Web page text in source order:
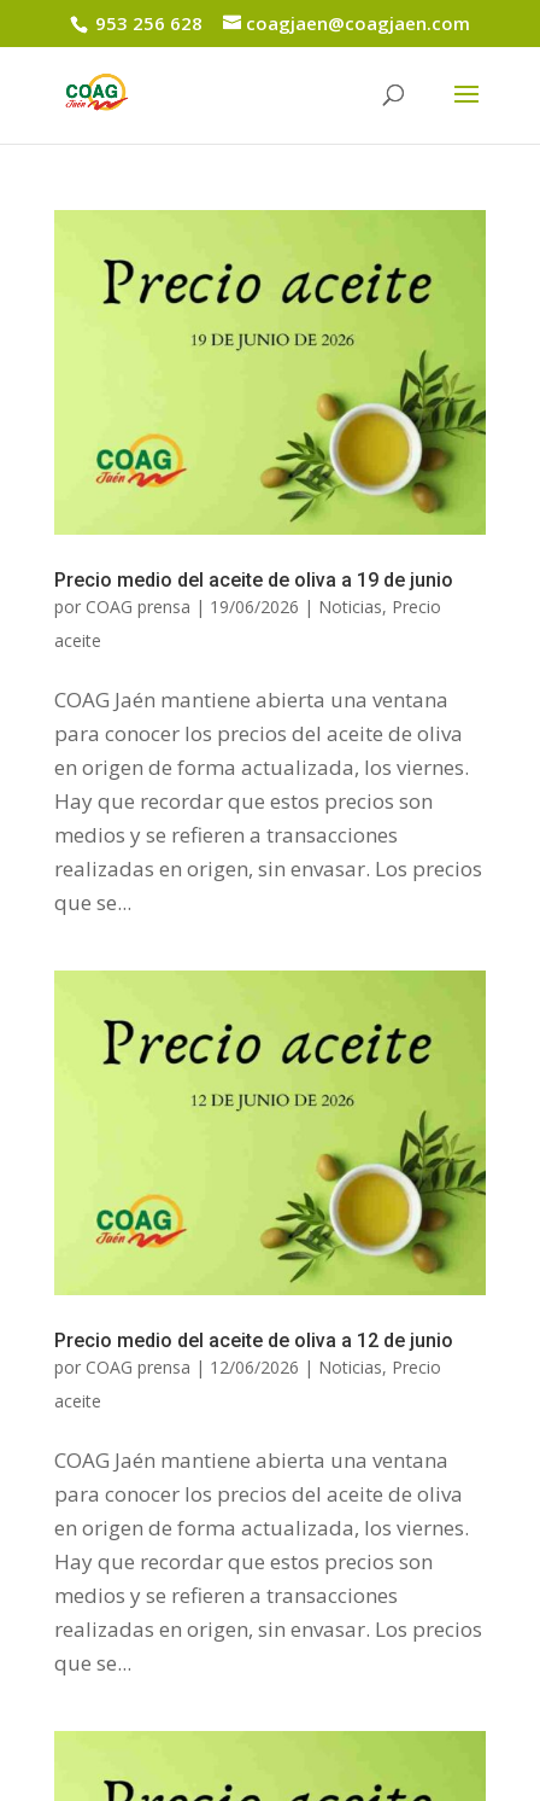
953 256 628 coagjaen@coagjaen.com
Precio medio del aceite de oliva a 19 de junio
por COAG prensa | 19/06/2026 | Noticias, Precio
aceite
COAG Jaén mantiene abierta una ventana
para conocer los precios del aceite de oliva
en origen de forma actualizada, los viernes.
Hay que recordar que estos precios son
medios y se refieren a transacciones
realizadas en origen, sin envasar. Los precios
que se...
Precio medio del aceite de oliva a 12 de junio
por COAG prensa | 12/06/2026 | Noticias, Precio
aceite
COAG Jaén mantiene abierta una ventana
para conocer los precios del aceite de oliva
en origen de forma actualizada, los viernes.
Hay que recordar que estos precios son
medios y se refieren a transacciones
realizadas en origen, sin envasar. Los precios
que se...